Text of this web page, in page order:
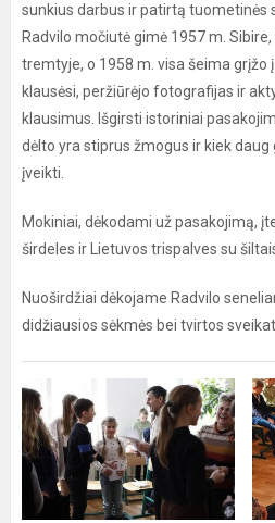
sunkius darbus ir patirtą tuometinės
Radvilo močiutė gimė 1957 m.
tremtyje, o 1958 m. visa šeima grįžo
klausėsi, peržiūrėjo fotografijas ir
klausimus. Išgirsti istoriniai
dėlto yra stiprus žmogus ir kiek
įveikti.
Mokiniai, dėkodami už pasakojimą,
širdeles ir Lietuvos trispalves su
Nuoširdžiai dėkojame Radvilo
didžiausios sėkmės bei tvirtos